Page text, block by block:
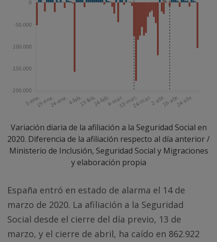
Variación diaria de la afiliación a la Seguridad Social en
2020. Diferencia de la afiliación respecto al día anterior /
Ministerio de Inclusión, Seguridad Social y Migraciones
y elaboración propia
España entró en estado de alarma el 14 de
marzo de 2020. La afiliación a la Seguridad
Social desde el cierre del día previo, 13 de
marzo, y el cierre de abril, ha caído en 862.922